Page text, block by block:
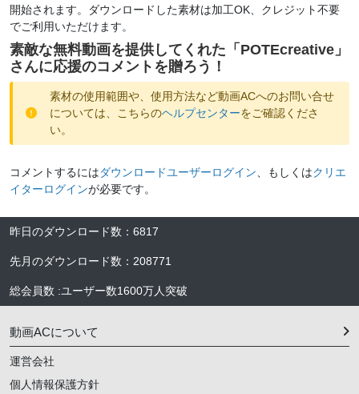
開始されます。ダウンロードした素材は加工OK、クレジット不要
でご利用いただけます。
素敵な無料動画を提供してくれた「 POTEcreative 」
さんに応援のコメントを贈ろう！
素材の使用範囲や、使用方法など動画ACへのお問い合せ
については、こちらのヘルプセンターをご確認くださ
い。
コメントするにはダウンロードユーザーログイン 、もしくはクリエ
イターログインが必要です。
昨日のダウンロード数 ： 6817
先月のダウンロード数 ： 208771
総会員数 :ユーザー数1600万人 突破
動画ACについて
運営会社
個人情報保護方針